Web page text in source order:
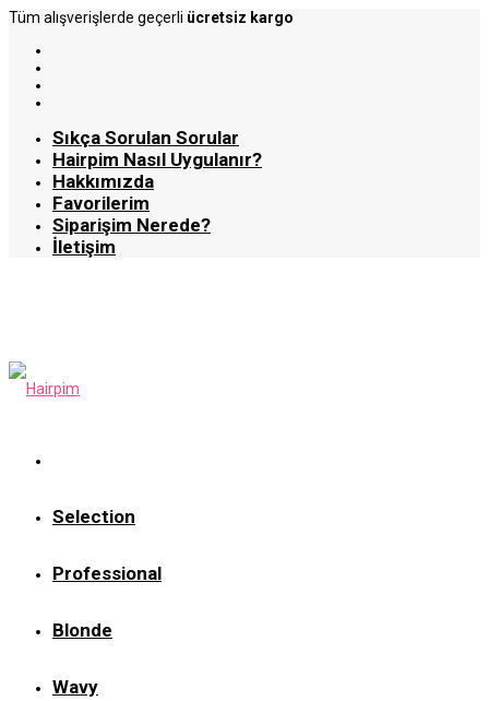
Tüm alışverişlerde geçerli ücretsiz kargo
Sıkça Sorulan Sorular
Hairpim Nasıl Uygulanır?
Hakkımızda
Favorilerim
Siparişim Nerede?
İletişim
Selection
Professional
Blonde
Wavy